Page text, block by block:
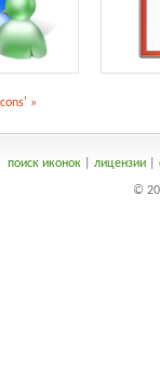
»
поиск иконок| лицензии|
©